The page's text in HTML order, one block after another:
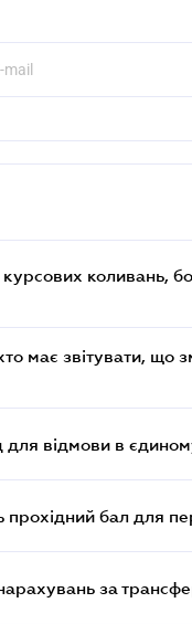
коливань,
має звітувати, що
відмови в
бал для
за